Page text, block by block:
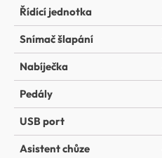
Řídící jednotka
Snímač šlapání
Nabíječka
Pedály
USB port
Asistent chůze